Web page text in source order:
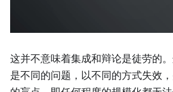
这并不意味着集成和辩论是徒劳的
是不同的问题，以不同的方式失效